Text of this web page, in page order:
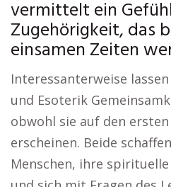
vermittelt ein
Zugehörigkeit, das
einsamen Zeiten
Interessanterweise
und Esoterik
obwohl sie auf den
erscheinen. Beide
Menschen, ihre